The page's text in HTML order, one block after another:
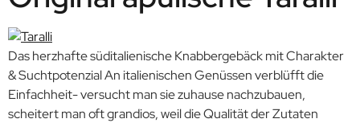
Das herzhafte süditalienische Knabbergebäck mit Charakter
& Suchtpotenzial An italienischen Genüssen verblüfft die
Einfachheit- versucht man sie zuhause nachzubauen,
scheitert man oft grandios, weil die Qualität der Zutaten